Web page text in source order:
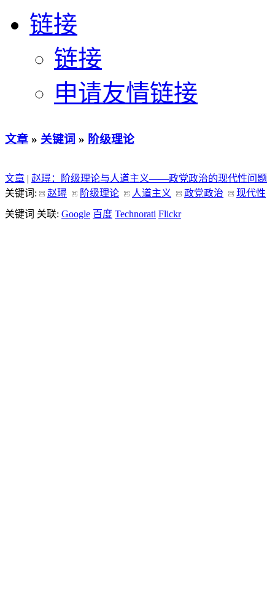
链接
链接
申请友情链接
文章 » 关键词 » 阶级理论
文章 | 赵璕：阶级理论与人道主义——政党政治的现代性问题
关键词:
赵璕 阶级理论 人道主义 政党政治
现代性
关键词 关联: Google 百度 Technorati Flickr